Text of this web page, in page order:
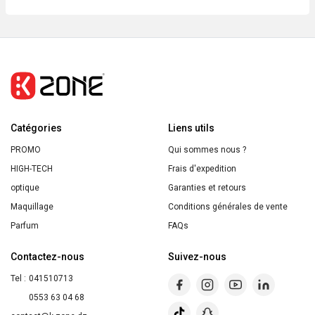
de
Parfum
90ml
Catégories
PROMO
HIGH-TECH
optique
Maquillage
Parfum
Liens utils
Qui sommes nous ?
Frais d'expedition
Garanties et retours
Conditions générales de vente
FAQs
Contactez-nous
Tel : 041510713
0553 63 04 68
Suivez-nous